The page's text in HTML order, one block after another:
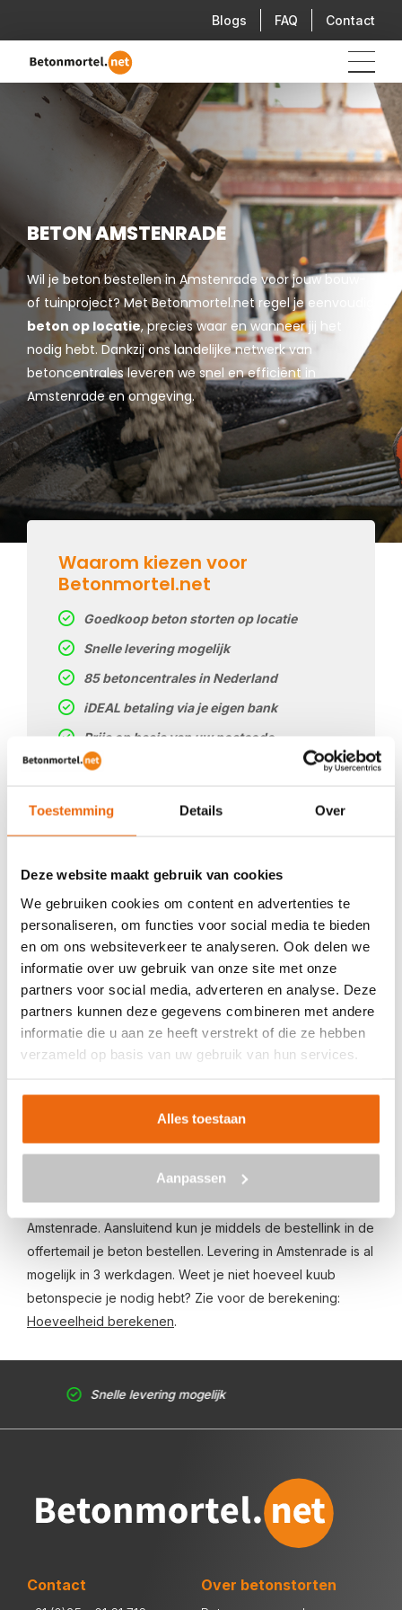
Toestemming Details Over
Deze website maakt gebruik van cookies
We gebruiken cookies om content en advertenties te
personaliseren, om functies voor social media te bieden
en om ons websiteverkeer te analyseren. Ook delen we
informatie over uw gebruik van onze site met onze
partners voor social media, adverteren en analyse. Deze
partners kunnen deze gegevens combineren met andere
informatie die u aan ze heeft verstrekt of die ze hebben
verzameld op basis van uw gebruik van hun services.
Alles toestaan
Aanpassen
Blogs FAQ Contact
BETON AMSTENRADE
Wil je beton bestellen in Amstenrade voor jouw bouw-
of tuinproject? Met Betonmortel.net regel je eenvoudig
beton op locatie, precies waar en wanneer jij het
nodig hebt. Dankzij ons landelijke netwerk van
betoncentrales leveren we snel en efficiënt in
Amstenrade en omgeving.
BETON BESTELLEN IN
AMSTENRADE
Ben je op zoek naar een leverancier bij jou in de buurt die
goedkoop beton kan storten in Amstenrade? Dan ben je
bij ons aan het juiste adres. Wij bezorgen kant-en-klaar
in Amstenrade bestellen is eenvoudig: vraag vrijblijvend
m3, het type beton, de optionele keuze voor
een betonpomp en je e-mailadres in en ontvang binnen
enkele seconden een gerichte prijs per e-mail voor
Amstenrade. Aansluitend kun je middels de bestellink in de
offertemail je beton bestellen. Levering in Amstenrade is al
mogelijk in 3 werkdagen. Weet je niet hoeveel kuub
betonspecie je nodig hebt? Zie voor de berekening:
Hoeveelheid berekenen.
Waarom kiezen voor
Betonmortel.net
Goedkoop beton storten op locatie
Snelle levering mogelijk
85 betoncentrales in Nederland
iDEAL betaling via je eigen bank
Prijs op basis van uw postcode
Regelmatig nieuwe prijzen
Snelle levering mogelijk
Contact Over betonstorten